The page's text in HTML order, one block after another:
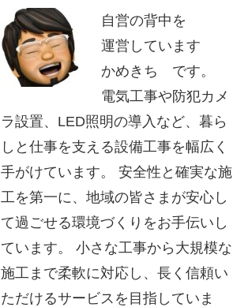
自営の背中を
運営しています
かめきち です。
電気工事や防犯カメ
ラ設置、LED照明の導入など、暮ら
しと仕事を支える設備工事を幅広く
手がけています。 安全性と確実な施
工を第一に、地域の皆さまが安心し
て過ごせる環境づくりをお手伝いし
ています。 小さな工事から大規模な
施工まで柔軟に対応し、長く信頼い
ただけるサービスを目指していま